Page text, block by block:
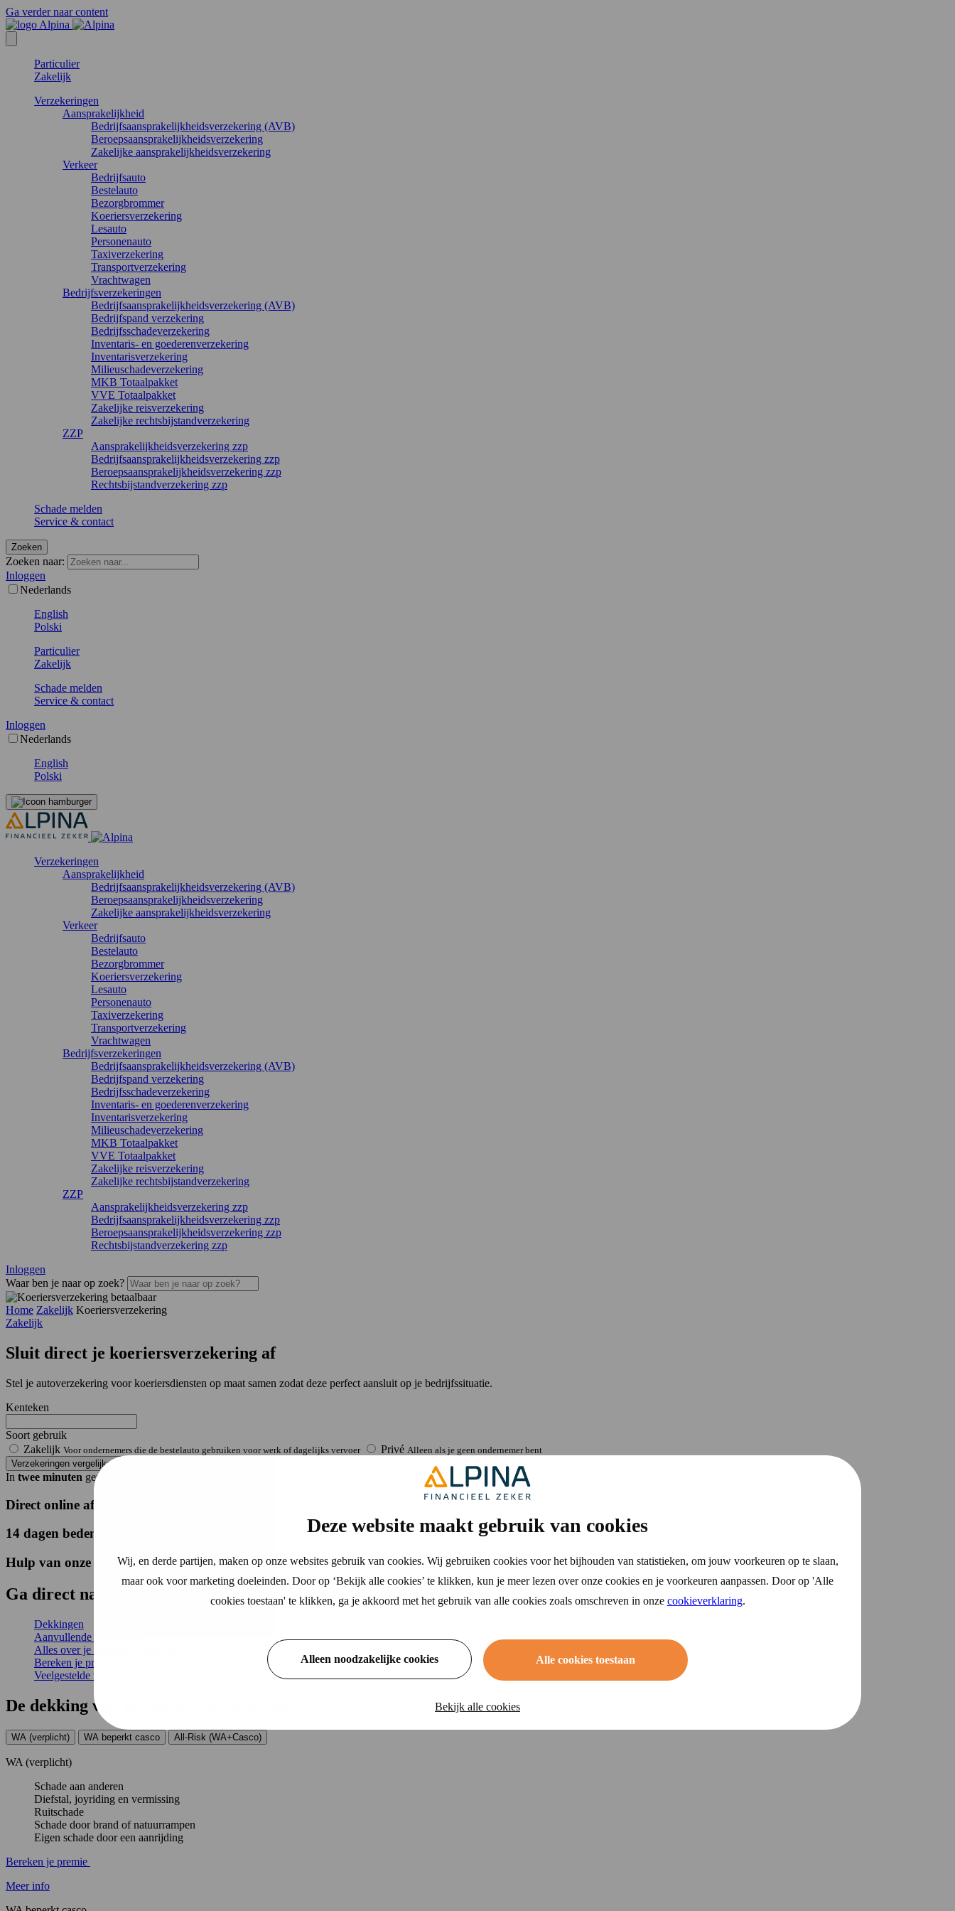
Deze website maakt gebruik van cookies
Wij, en derde partijen, maken op onze websites gebruik van cookies. Wij gebruiken cookies voor het bijhouden van statistieken, om jouw voorkeuren op te slaan,
maar ook voor marketing doeleinden. Door op ‘Bekijk alle cookies’ te klikken, kun je meer lezen over onze cookies en je voorkeuren aanpassen. Door op 'Alle
cookies toestaan' te klikken, ga je akkoord met het gebruik van alle cookies zoals omschreven in onze cookieverklaring.
Alleen noodzakelijke cookies Alle cookies toestaan
Bekijk alle cookies
Ga verder naar content
Particulier
Zakelijk
Verzekeringen
Aansprakelijkheid
Bedrijfsaansprakelijkheidsverzekering (AVB)
Beroepsaansprakelijkheidsverzekering
Zakelijke aansprakelijkheidsverzekering
Verkeer
Bedrijfsauto
Bestelauto
Bezorgbrommer
Koeriersverzekering
Lesauto
Personenauto
Taxiverzekering
Transportverzekering
Vrachtwagen
Bedrijfsverzekeringen
Bedrijfsaansprakelijkheidsverzekering (AVB)
Bedrijfspand verzekering
Bedrijfsschadeverzekering
Inventaris- en goederenverzekering
Inventarisverzekering
Milieuschadeverzekering
MKB Totaalpakket
VVE Totaalpakket
Zakelijke reisverzekering
Zakelijke rechtsbijstandverzekering
ZZP
Aansprakelijkheidsverzekering zzp
Bedrijfsaansprakelijkheidsverzekering zzp
Beroepsaansprakelijkheidsverzekering zzp
Rechtsbijstandverzekering zzp
Schade melden
Service & contact
Zoeken
Zoeken naar:
Inloggen
Nederlands
English
Polski
Particulier
Zakelijk
Schade melden
Service & contact
Inloggen
Nederlands
English
Polski
Verzekeringen
Aansprakelijkheid
Bedrijfsaansprakelijkheidsverzekering (AVB)
Beroepsaansprakelijkheidsverzekering
Zakelijke aansprakelijkheidsverzekering
Verkeer
Bedrijfsauto
Bestelauto
Bezorgbrommer
Koeriersverzekering
Lesauto
Personenauto
Taxiverzekering
Transportverzekering
Vrachtwagen
Bedrijfsverzekeringen
Bedrijfsaansprakelijkheidsverzekering (AVB)
Bedrijfspand verzekering
Bedrijfsschadeverzekering
Inventaris- en goederenverzekering
Inventarisverzekering
Milieuschadeverzekering
MKB Totaalpakket
VVE Totaalpakket
Zakelijke reisverzekering
Zakelijke rechtsbijstandverzekering
ZZP
Aansprakelijkheidsverzekering zzp
Bedrijfsaansprakelijkheidsverzekering zzp
Beroepsaansprakelijkheidsverzekering zzp
Rechtsbijstandverzekering zzp
Inloggen
Waar ben je naar op zoek?
Home Zakelijk Koeriersverzekering
Zakelijk
Sluit direct je koeriersverzekering af
Stel je autoverzekering voor koeriersdiensten op maat samen zodat deze perfect aansluit op je bedrijfssituatie.
Kenteken
Soort gebruik
Zakelijk Voor ondernemers die de bestelauto gebruiken voor werk of dagelijks vervoer Privé Alleen als je geen ondernemer bent
Verzekeringen vergelijken
In twee minuten geregeld
Direct online afsluiten
14 dagen bedenktijd
Hulp van onze experts .
Ga direct naar
Dekkingen
Aanvullende dekkingen
Alles over je koeriersverzekering
Bereken je premie
Veelgestelde vragen
De dekking van je koeriersverzekering
WA (verplicht) WA beperkt casco All-Risk (WA+Casco)
WA (verplicht)
Schade aan anderen
Diefstal, joyriding en vermissing
Ruitschade
Schade door brand of natuurrampen
Eigen schade door een aanrijding
Bereken je premie
Meer info